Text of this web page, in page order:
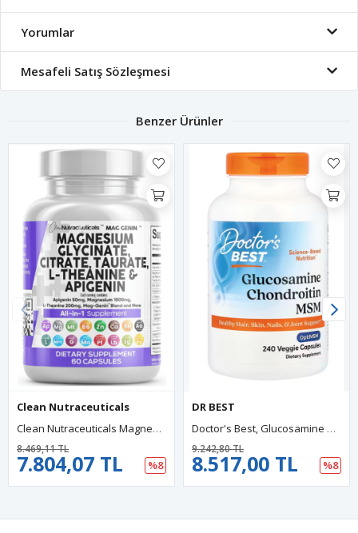
Yorumlar
Mesafeli Satış Sözleşmesi
Benzer Ürünler
Clean Nutraceuticals
Clean Nutraceuticals Magnesium Glycinate Complex 60 Capsul 1000mg With L-Theanine 200mg Apigenin 50mg Citrate Taurate-5-HTP GA.BA Passion Flower Lemon Balm L-Glycine Phosphatidylserine..
7.804,07 TL
8.469,11 TL
%8
DR BEST
Doctor's Best, Glucosamine Chondroitin MSM With OptiMSM®, 240 Veggie Capsules.
8.517,00 TL
9.242,80 TL
%8